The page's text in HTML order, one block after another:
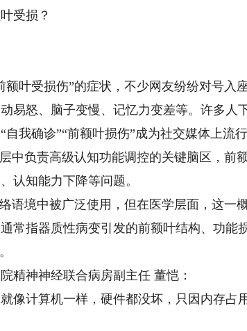
受损？
叶受损伤”的症状，不少网友纷纷对号入
易怒、脑子变慢、记忆力变差等。许多人
我确诊”“前额叶损伤”成为社交媒体上流行
负责高级认知功能调控的关键脑区，前
认知能力下降等问题。
境中被广泛使用，但在医学层面，这一
常指器质性病变引发的前额叶结构、功能
神神经联合病房副主任 董恺：
计算机一样，硬件都没坏，只因内存占